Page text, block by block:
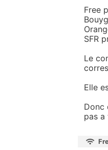
Free
SFR
Le
Elle
Donc
pas a